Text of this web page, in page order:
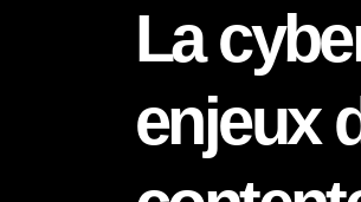
La
enjeux